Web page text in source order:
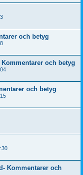
och betyg
och betyg
och betyg
Kommentarer och